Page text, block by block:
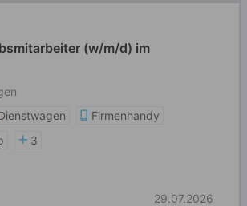
(w/m/d) im
Firmenhandy
3
29.07.2026